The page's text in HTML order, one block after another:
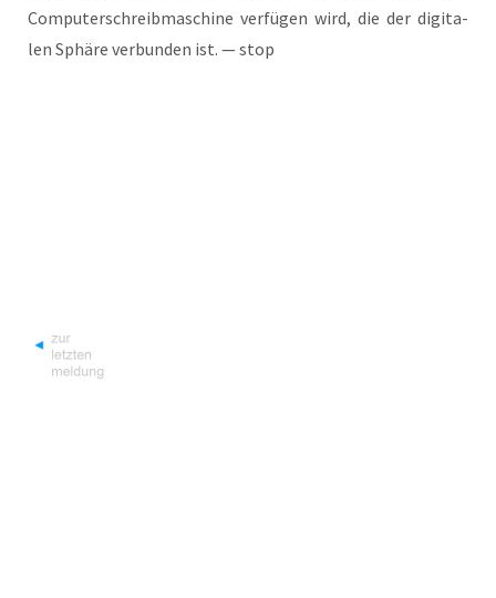
Com­pu­ter­schreib­ma­schi­ne ver­fü­gen wird, die der digi­ta­
len Sphä­re ver­bun­den ist. — stop